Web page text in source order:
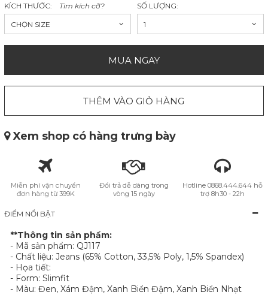
KÍCH THƯỚC: Tìm kích cỡ?
CHỌN SIZE
SỐ LƯỢNG:
1
MUA NGAY
THÊM VÀO GIỎ HÀNG
Xem shop có hàng trưng bày
Miễn phí vận chuyển
đơn hàng từ 399K
Đổi trả dễ dàng trong
vòng 15 ngày
Hotline 0868.444.644 hỗ
trợ 8h30 - 22h
ĐIỂM NỔI BẬT
**Thông tin sản phẩm:
- Mã sản phẩm: QJ117
- Chất liệu: Jeans (65% Cotton, 33,5% Poly, 1,5% Spandex)
- Họa tiết:
- Form: Slimfit
- Màu: Đen, Xám Đậm, Xanh Biển Đậm, Xanh Biển Nhạt